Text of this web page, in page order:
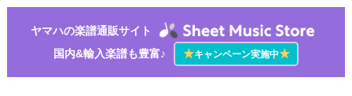
ヤマハの楽譜通販サイト
国内&輸入楽譜も豊富♪
★キャンペーン実施中★